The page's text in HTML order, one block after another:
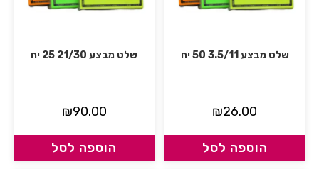
שלט מבצע 3.5/11 50 יח
₪26.00
הוספה לסל
שלט מבצע 21/30 25 יח
₪90.00
הוספה לסל